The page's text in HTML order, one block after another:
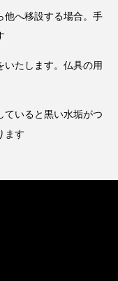
へ移設する場合。手
たします。仏具の用
いると黒い水垢がつ
ます